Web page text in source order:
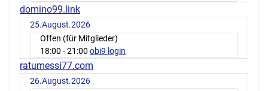
domino99.link
25.August.2026
Offen (für Mitglieder)
18:00 - 21:00 obi9 login
ratumessi77.com
26.August.2026